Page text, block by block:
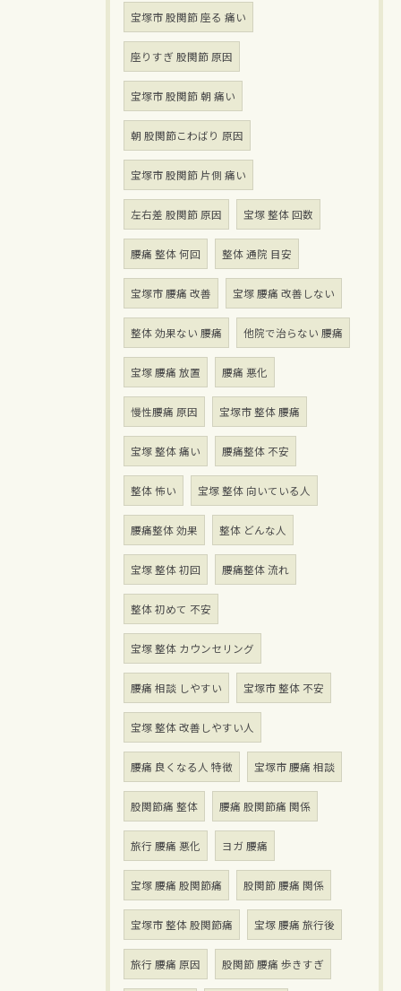
宝塚市 股関節 座る 痛い
座りすぎ 股関節 原因
宝塚市 股関節 朝 痛い
朝 股関節こわばり 原因
宝塚市 股関節 片側 痛い
左右差 股関節 原因 宝塚 整体 回数
腰痛 整体 何回 整体 通院 目安
宝塚市 腰痛 改善 宝塚 腰痛 改善しない
整体 効果ない 腰痛 他院で治らない 腰痛
宝塚 腰痛 放置 腰痛 悪化
慢性腰痛 原因 宝塚市 整体 腰痛
宝塚 整体 痛い 腰痛整体 不安
整体 怖い 宝塚 整体 向いている人
腰痛整体 効果 整体 どんな人
宝塚 整体 初回 腰痛整体 流れ
整体 初めて 不安
宝塚 整体 カウンセリング
腰痛 相談 しやすい 宝塚市 整体 不安
宝塚 整体 改善しやすい人
腰痛 良くなる人 特徴 宝塚市 腰痛 相談
股関節痛 整体 腰痛 股関節痛 関係
旅行 腰痛 悪化 ヨガ 腰痛
宝塚 腰痛 股関節痛 股関節 腰痛 関係
宝塚市 整体 股関節痛 宝塚 腰痛 旅行後
旅行 腰痛 原因 股関節 腰痛 歩きすぎ